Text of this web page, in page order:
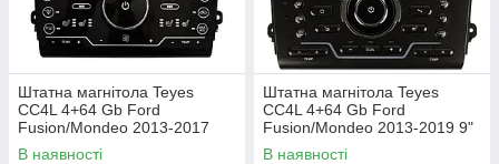
Штатна магнітола Teyes
CC4L 4+64 Gb Ford
Fusion/Mondeo 2013-2017
High-End 9"
В наявності
Штатна магнітола Teyes
CC4L 4+64 Gb Ford
Fusion/Mondeo 2013-2019 9"
В наявності